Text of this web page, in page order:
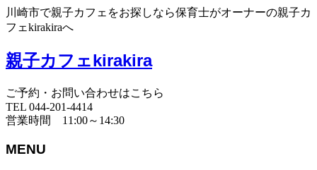
川崎市で親子カフェをお探しなら保育士がオーナーの親子カ
フェkirakiraへ
親子カフェkirakira
ご予約・お問い合わせはこちら
TEL 044-201-4414
営業時間 11:00～14:30
MENU